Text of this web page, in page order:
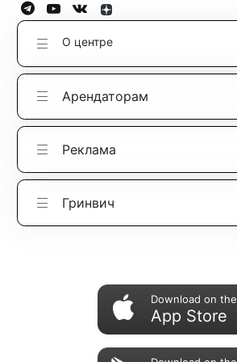
О центре
Арендаторам
Реклама
Гринвич
Download on the
App Store